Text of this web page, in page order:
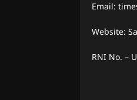
Email:
Website:
RNI No. –